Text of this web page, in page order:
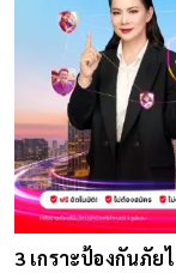
3 เกราะป้องกันภั